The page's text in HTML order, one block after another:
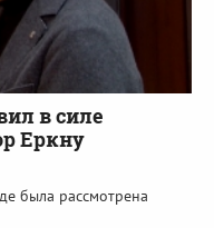
в силе
Еркну
была рассмотрена